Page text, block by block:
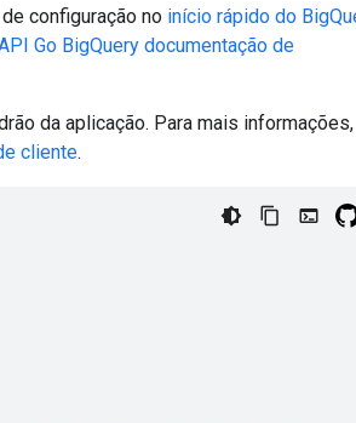
configuração no início rápido do
Go BigQuery documentação de
da aplicação. Para mais informações,
cliente.